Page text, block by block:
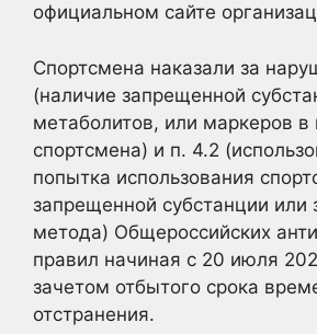
официальном сайте
Спортсмена наказали за
(наличие запрещенной
метаболитов, или маркеров в
спортсмена) и п. 4.2
попытка использования
запрещенной субстанции или
метода) Общероссийских
правил начиная с 20 июля
зачетом отбытого срока
отстранения.